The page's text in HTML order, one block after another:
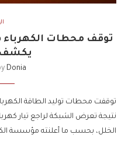
توقف محطات
يكشف
Donia
توقفت محطات توليد الطاقة
نتيجة تعرض الشبكة لراجع تيار
الخلل، بحسب ما أعلنته مؤسسة